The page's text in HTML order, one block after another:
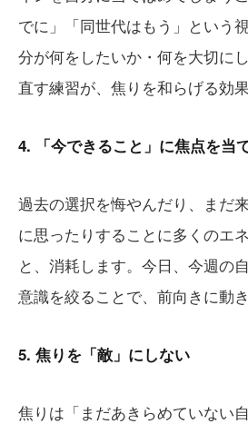
でに」「同世代はもう」という
分が何をしたいか・何を大切に
直す練習が、焦りを和らげる効
4. 「今できること」に焦点を当
過去の選択を悔やんだり、まだ
に思ったりすることに多くのエ
と、消耗します。今日、今週の
意識を絞ることで、前向きに動
5. 焦りを「敵」にしない
焦りは「まだあきらめていない